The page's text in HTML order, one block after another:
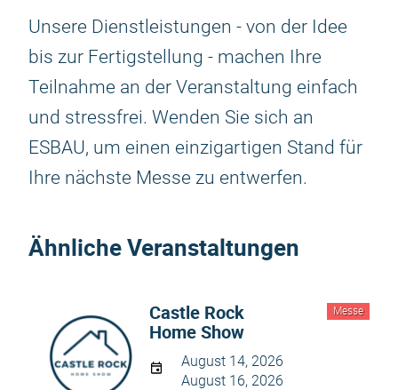
Unsere Dienstleistungen - von der Idee
bis zur Fertigstellung - machen Ihre
Teilnahme an der Veranstaltung einfach
und stressfrei. Wenden Sie sich an
ESBAU, um einen einzigartigen Stand für
Ihre nächste Messe zu entwerfen.
Ähnliche Veranstaltungen
Messe
Castle Rock
Home Show
August 14, 2026
August 16, 2026